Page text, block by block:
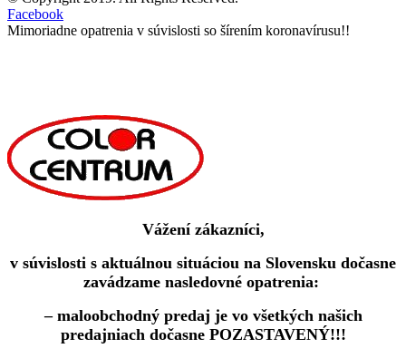
Facebook
Mimoriadne opatrenia v súvislosti so šírením koronavírusu!!
Vážení zákazníci,
v súvislosti s aktuálnou situáciou na Slovensku dočasne
zavádzame nasledovné opatrenia:
– maloobchodný predaj je vo všetkých našich
predajniach dočasne POZASTAVENÝ!!!